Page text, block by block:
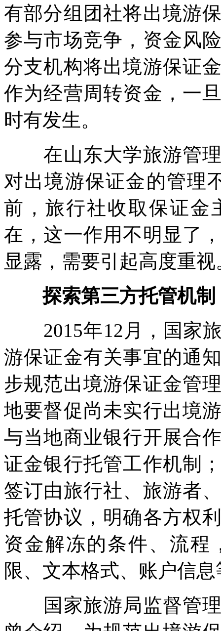
有部分组团社将出境游
参与市场竞争，资金风
分支机构将出境游保证
作为经营周转资金，一
时有发生。
在山东大学旅游管理
对出境游保证金的管理
前，旅行社收取保证金
在，这一作用不明显了
显露，需要引起高度重视
探索第三方托管机制
2015年12月，国家旅
游保证金有关事宜的通
步规范出境游保证金管
地要督促尚未实行出境
与当地商业银行开展合
证金银行托管工作机制
签订由旅行社、旅游者
托管协议，明确各方权
资金解冻的条件、流程
限、文本格式、账户信
国家旅游局监督管理